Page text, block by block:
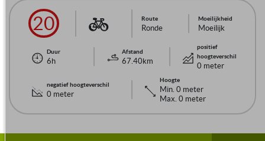
20 Route
Ronde
Moeilijkheid
Moeilijk
Duur
6h
Afstand
67.40km
positief
hoogteverschil
0 meter
negatief hoogteverschil
0 meter
Hoogte
Min. 0 meter
Max. 0 meter